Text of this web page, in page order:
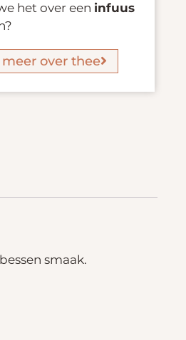
het over een infuus
meer over thee
smaak.